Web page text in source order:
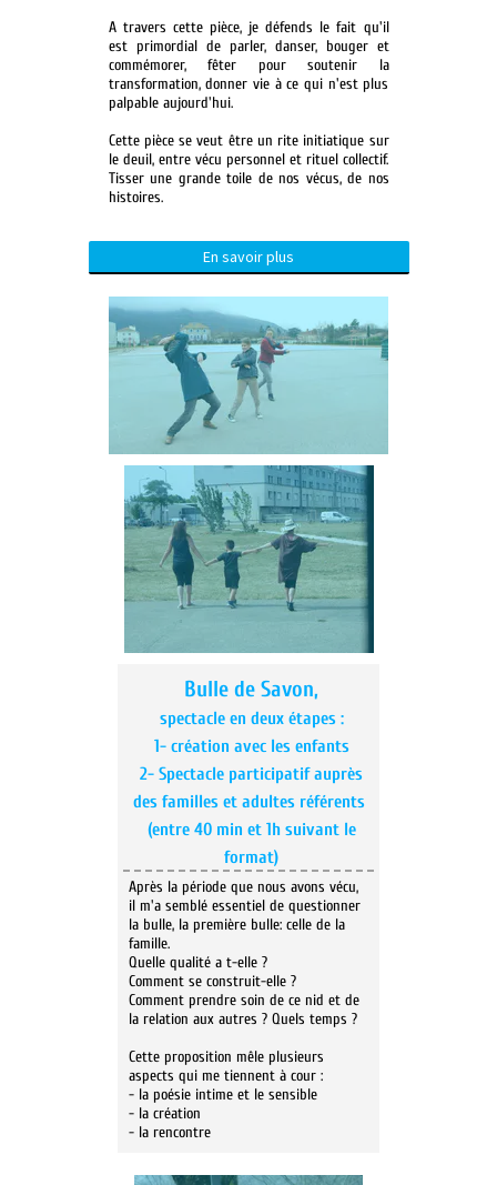
A travers cette pièce, je défends le fait qu'il
est primordial de parler, danser, bouger et
commémorer, fêter pour soutenir la
transformation, donner vie à ce qui n'est plus
palpable aujourd'hui.
Cette pièce se veut être un rite initiatique sur
le deuil, entre vécu personnel et rituel collectif.
Tisser une grande toile de nos vécus, de nos
histoires.
En savoir plus
Bulle de Savon,
spectacle en deux étapes :
1- création avec les enfants
2- Spectacle participatif auprès
des familles et adultes référents
(entre 40 min et 1h suivant le
format)
Après la période que nous avons vécu,
il m'a semblé essentiel de questionner
la bulle, la première bulle: celle de la
famille.
Quelle qualité a t-elle ?
Comment se construit-elle ?
Comment prendre soin de ce nid et de
la relation aux autres ? Quels temps ?
Cette proposition mêle plusieurs
aspects qui me tiennent à cour :
- la poésie intime et le sensible
- la création
- la rencontre